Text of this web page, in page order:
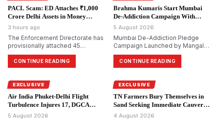
PACL Scam: ED Attaches ₹1,000
Crore Delhi Assets in Money
Laundering Probe.
3 hours ago
The Enforcement Directorate has
provisionally attached 45
immovable properties worth
₹999.6 crore in Delhi in its ongoing
money laundering probe into the
collective investment scam.
CONTINUE READING
Brahma Kumaris Start Mumbai
De-Addiction Campaign With
National Goal.
5 August 2026
Mumbai De-Addiction Pledge
Campaign Launched by Mangal
Prabhat Lodha; Brahma Kumaris
Aim to Reach 10 Crore Citizens
CONTINUE READING
EXCLUSIVE
Air India Phuket-Delhi Flight
Turbulence Injures 17, DGCA
Probes.
5 August 2026
EXCLUSIVE
TN Farmers Bury Themselves in
Sand Seeking Immediate Cauvery
Water.
4 August 2026